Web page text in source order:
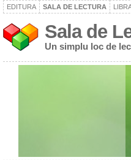
EDITURA SALA DE LECTURA
Sala de
Un simplu loc de